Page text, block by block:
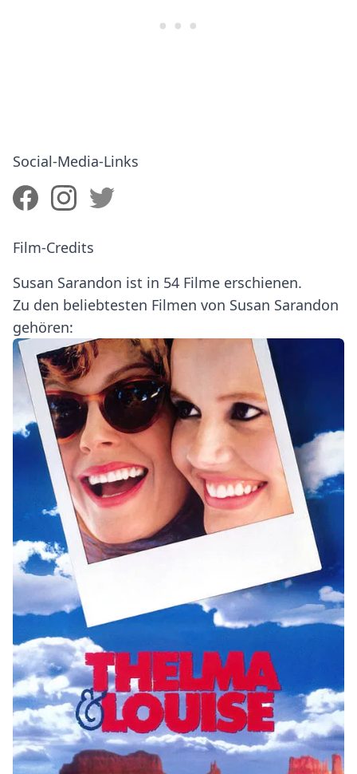
Social-Media-Links
Film-Credits
Susan Sarandon ist in 54 Filme erschienen.
Zu den beliebtesten Filmen von Susan Sarandon
gehören: